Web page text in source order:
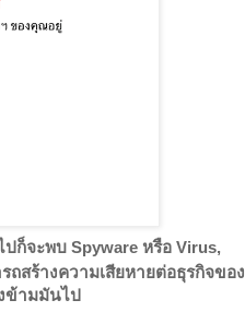
ปก็จะพบ Spyware หรือ Virus,
สร้างความเสียหายต่อธุรกิจของ
ข้ามมันไป